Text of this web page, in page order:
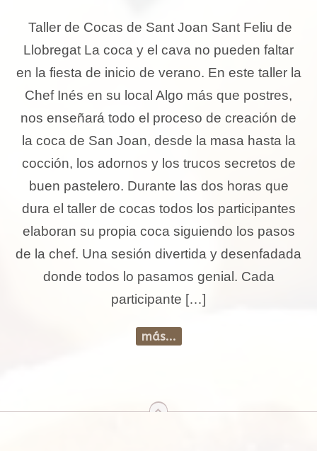
Taller de Cocas de Sant Joan Sant Feliu de
Llobregat La coca y el cava no pueden faltar
en la fiesta de inicio de verano. En este taller la
Chef Inés en su local Algo más que postres,
nos enseñará todo el proceso de creación de
la coca de San Joan, desde la masa hasta la
cocción, los adornos y los trucos secretos de
buen pastelero. Durante las dos horas que
dura el taller de cocas todos los participantes
elaboran su propia coca siguiendo los pasos
de la chef. Una sesión divertida y desenfadada
donde todos lo pasamos genial. Cada
participante […]
más...
arriba